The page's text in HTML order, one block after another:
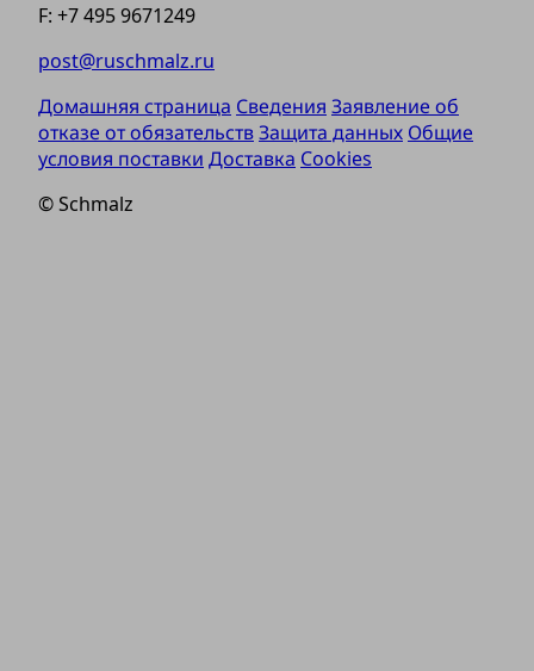
F: +7 495 9671249
post@ruschmalz.ru
Домашняя страница Сведения Заявление об
отказе от обязательствЗащита данных Общие
условия поставки Доставка Cookies
© Schmalz